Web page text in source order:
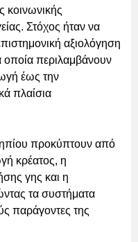
κοινωνικής
Στόχος ήταν να
αξιολόγηση
οποία περιλαμβάνουν
έως την
πλαίσια
προκύπτουν από
κρέατος, η
γης και η
τα συστήματα
παράγοντες της